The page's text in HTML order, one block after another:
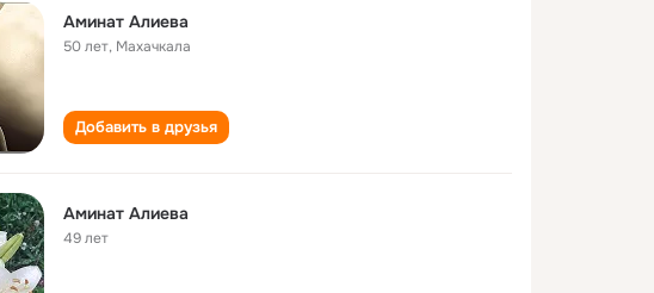
Аминат Алиева
50 лет, Махачкала
Добавить в друзья
Аминат Алиева
49 лет